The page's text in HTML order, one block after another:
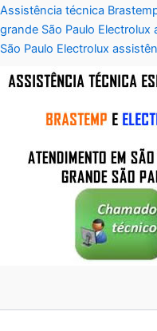
Assistência técnica
grande São Paulo Electrolux
São Paulo Electrolux